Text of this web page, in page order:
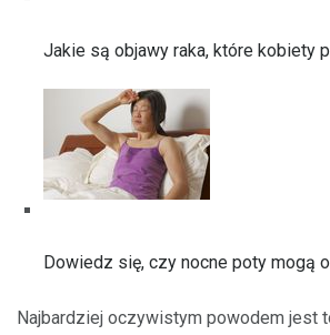
Jakie są objawy raka, które kobiety
Dowiedz się, czy nocne poty mogą
Najbardziej oczywistym powodem jest